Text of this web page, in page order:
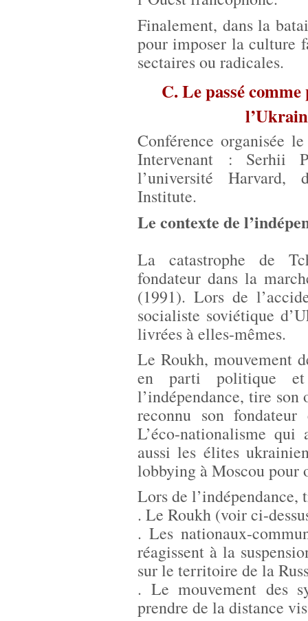
Finalement, dans la
pour imposer la culture
sectaires ou radicales.
C. Le passé
Conférence organisée
Intervenant : Serhii
l’université Harvard,
Institute.
Le contexte de
La catastrophe de
fondateur dans la
(1991). Lors de
socialiste soviétique
livrées à elles-mêmes.
Le Roukh, mouvement
en parti politique
l’indépendance, tire
reconnu son
L’éco-nationalisme qui
aussi les élites
lobbying à Moscou pour
Lors de
. Le Roukh (voir ci-
. Les nationaux-
réagissent à la
sur le territoire de la
. Le mouvement des
prendre de la distance